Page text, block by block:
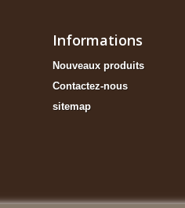
Informations
Nouveaux produits
Contactez-nous
sitemap